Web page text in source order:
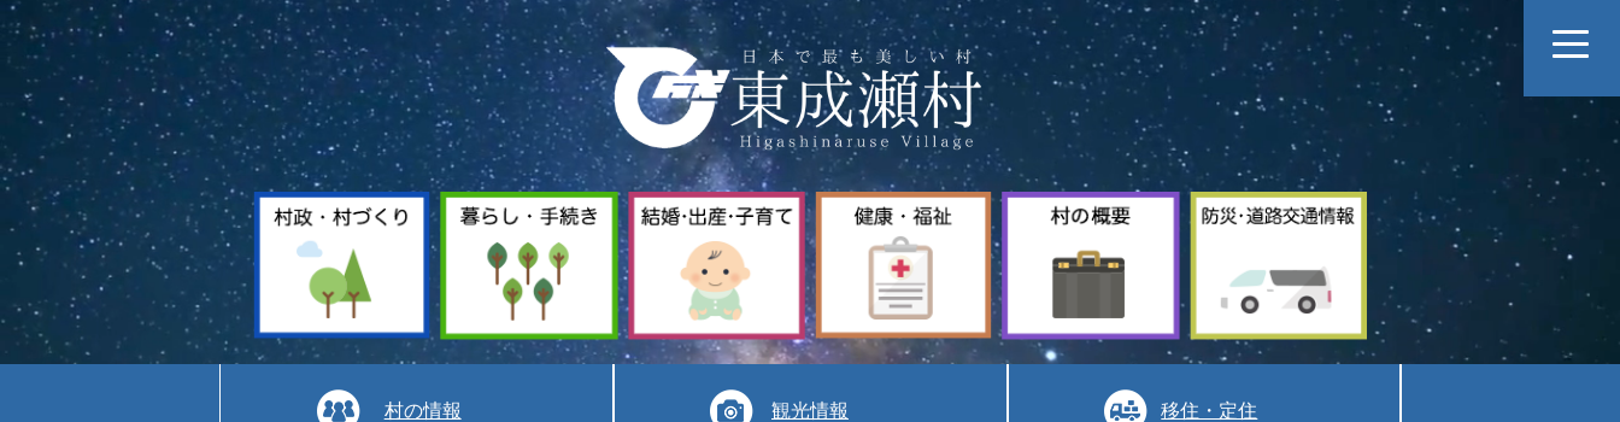
暮
ら
し
手
続
き
結
婚
出
産
子
育
て
健
康
福
祉
村
の
防
交
通
情
村の情報
観光情報 移住・定住